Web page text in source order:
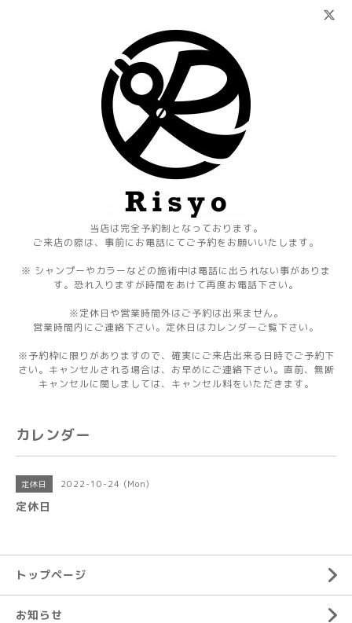
当店は完全予約制となっております。
ご来店の際は、事前にお電話にてご予約をお願いいたします。
※ シャンプーやカラーなどの施術中は電話に出られない事がありま
す。恐れ入りますが時間をあけて再度お電話下さい。
※定休日や営業時間外はご予約は出来ません。
営業時間内にご連絡下さい。定休日はカレンダーご覧下さい。
※予約枠に限りがありますので、確実にご来店出来る日時でご予約下
さい。キャンセルされる場合は、お早めにご連絡下さい。直前、無断
キャンセルに関しましては、キャンセル料をいただきます。
カレンダー
定休日 2022-10-24 (Mon)
定休日
トップページ
お知らせ